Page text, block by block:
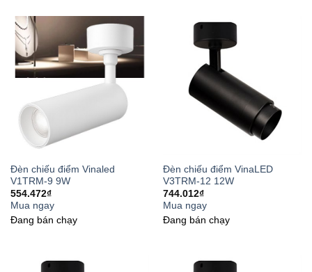
Đèn chiếu điểm Vinaled
V1TRM-9 9W
554.472₫
Mua ngay
Đang bán chạy
Đèn chiếu điểm VinaLED
V3TRM-12 12W
744.012₫
Mua ngay
Đang bán chạy